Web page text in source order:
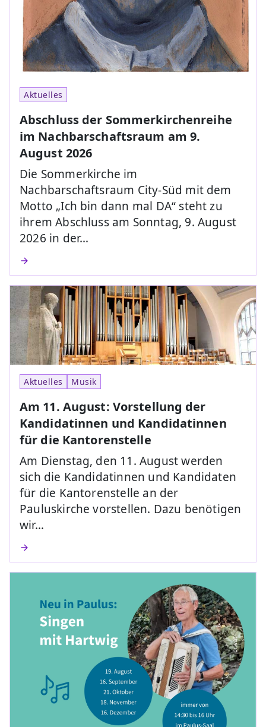
Aktuelles
Abschluss der Sommerkirchenreihe
im Nachbarschaftsraum am 9.
August 2026
Die Sommerkirche im
Nachbarschaftsraum City-Süd mit dem
Motto „Ich bin dann mal DA“ steht zu
ihrem Abschluss am Sonntag, 9. August
2026 in der…
Aktuelles Musik
Am 11. August: Vorstellung der
Kandidatinnen und Kandidatinnen
für die Kantorenstelle
Am Dienstag, den 11. August werden
sich die Kandidatinnen und Kandidaten
für die Kantorenstelle an der
Pauluskirche vorstellen. Dazu benötigen
wir…